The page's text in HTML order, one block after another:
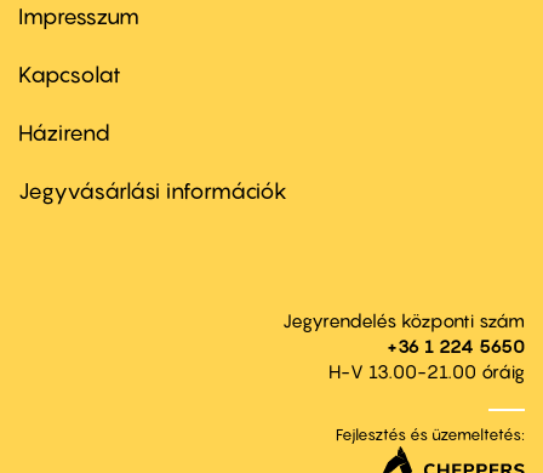
Footer
first
Impresszum
Kapcsolat
Footer
second
Házirend
Jegyvásárlási információk
Jegyrendelés központi szám
+36 1 224 5650
H-V 13.00-21.00 óráig
Fejlesztés és üzemeltetés: